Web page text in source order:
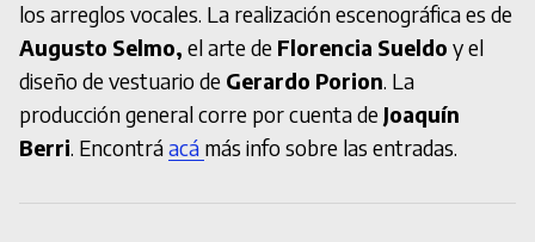
los arreglos vocales. La realización escenográfica es de
Augusto Selmo, el arte de Florencia Sueldo y el
diseño de vestuario de Gerardo Porion. La
producción general corre por cuenta de Joaquín
Berri. Encontráacá más info sobre las entradas.